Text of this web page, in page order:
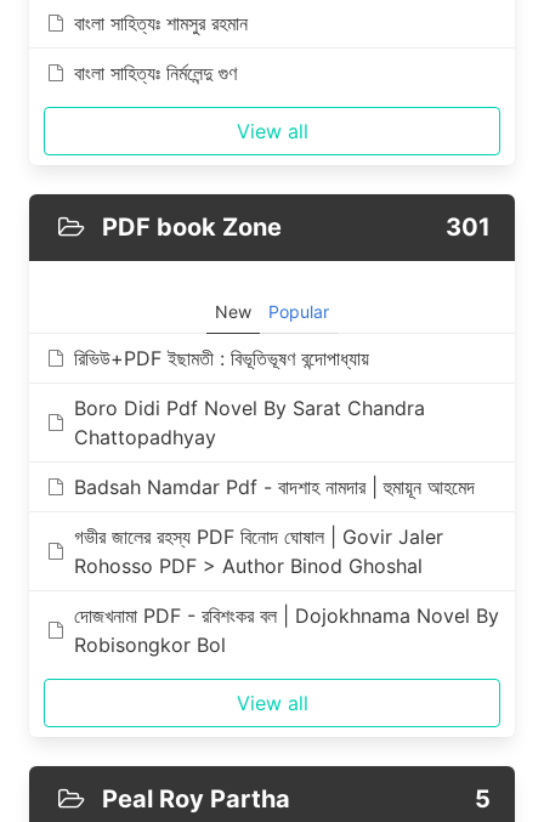
বাংলা সাহিত্যঃ শামসুর রহমান
বাংলা সাহিত্যঃ নির্মলেন্দু গুণ
View all
PDF book Zone 301
New Popular
রিভিউ+PDF ইছামতী : বিভূতিভূষণ বন্দোপাধ্যায়
Boro Didi Pdf Novel By Sarat Chandra
Chattopadhyay
Badsah Namdar Pdf - বাদশাহ নামদার | হুমায়ূন আহমেদ
গভীর জালের রহস্য PDF বিনোদ ঘোষাল | Govir Jaler
Rohosso PDF > Author Binod Ghoshal
দোজখনামা PDF - রবিশংকর বল | Dojokhnama Novel By
Robisongkor Bol
View all
Peal Roy Partha 5